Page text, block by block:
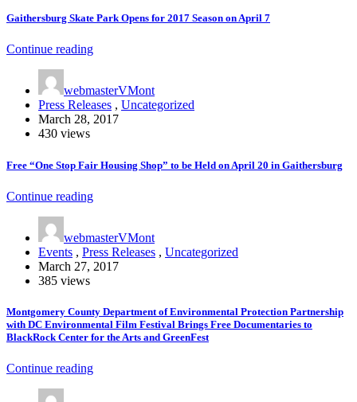
Gaithersburg Skate Park Opens for 2017 Season on April 7
Continue reading
webmasterVMont
Press Releases , Uncategorized
March 28, 2017
430 views
Free “One Stop Fair Housing Shop” to be Held on April 20 in Gaithersburg
Continue reading
webmasterVMont
Events , Press Releases , Uncategorized
March 27, 2017
385 views
Montgomery County Department of Environmental Protection Partnership
with DC Environmental Film Festival Brings Free Documentaries to
BlackRock Center for the Arts and GreenFest
Continue reading